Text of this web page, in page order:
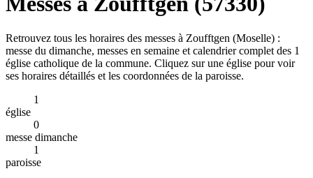
Retrouvez tous les horaires des messes à Zoufftgen (Moselle) :
messe du dimanche, messes en semaine et calendrier complet des 1
église catholique de la commune. Cliquez sur une église pour voir
ses horaires détaillés et les coordonnées de la paroisse.
1
église
0
messe dimanche
1
paroisse